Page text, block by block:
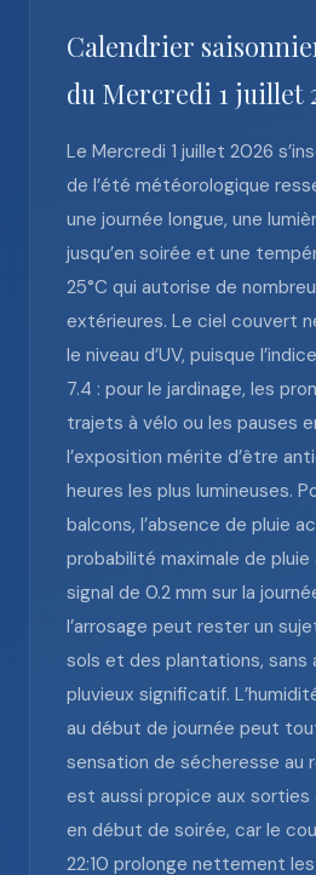
Calendrier
du Mercredi 1 juillet
Le Mercredi 1 juillet 2026
de l’été météorologique
une journée longue, une
jusqu’en soirée et une
25°C qui autorise de
extérieures. Le ciel couvert
le niveau d’UV, puisque
7.4 : pour le jardinage, les
trajets à vélo ou les pauses
l’exposition mérite d’être
heures les plus lumineuses.
balcons, l’absence de pluie
probabilité maximale de
signal de 0.2 mm sur la
l’arrosage peut rester un
sols et des plantations,
pluvieux significatif.
au début de journée peut
sensation de sécheresse au
est aussi propice aux sorties
en début de soirée, car le
22:10 prolonge nettement